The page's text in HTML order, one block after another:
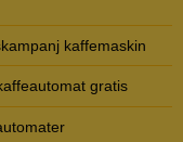
kaffemaskin
gratis